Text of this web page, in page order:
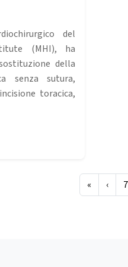
del
(MHI), ha
della
senza sutura,
toracica,
« ‹